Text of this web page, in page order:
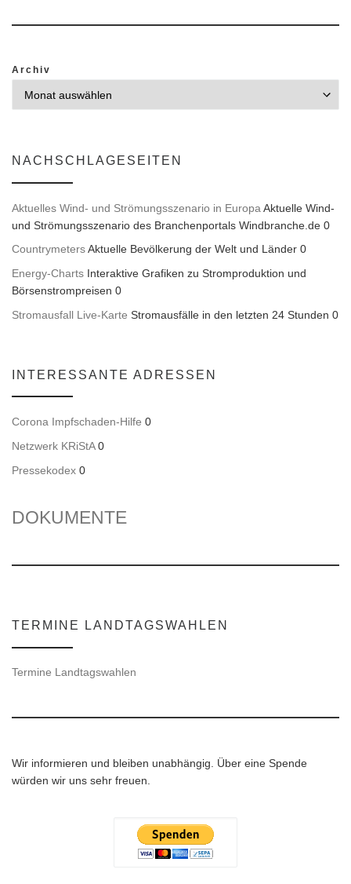
Archiv
NACHSCHLAGESEITEN
Aktuelles Wind- und Strömungsszenario in Europa Aktuelle Wind-
und Strömungsszenario des Branchenportals Windbranche.de 0
CountrymetersAktuelle Bevölkerung der Welt und Länder 0
Energy-Charts Interaktive Grafiken zu Stromproduktion und
Börsenstrompreisen 0
Stromausfall Live-Karte Stromausfälle in den letzten 24 Stunden 0
INTERESSANTE ADRESSEN
Corona Impfschaden-Hilfe 0
Netzwerk KRiStA0
Pressekodex 0
DOKUMENTE
TERMINE LANDTAGSWAHLEN
Termine Landtagswahlen
Wir informieren und bleiben unabhängig. Über eine Spende
würden wir uns sehr freuen.